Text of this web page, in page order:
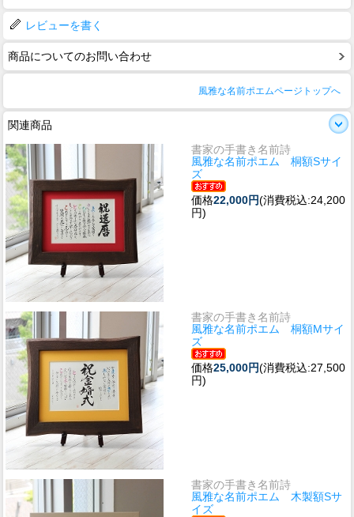
レビューを書く
商品についてのお問い合わせ
風雅な名前ポエムページトップへ
関連商品
書家の手書き名前詩
風雅な名前ポエム 桐額Sサイ
ズ
価格22,000円(消費税込:24,200
円)
書家の手書き名前詩
風雅な名前ポエム 桐額Мサイ
ズ
価格25,000円(消費税込:27,500
円)
書家の手書き名前詩
風雅な名前ポエム 木製額Sサ
イズ